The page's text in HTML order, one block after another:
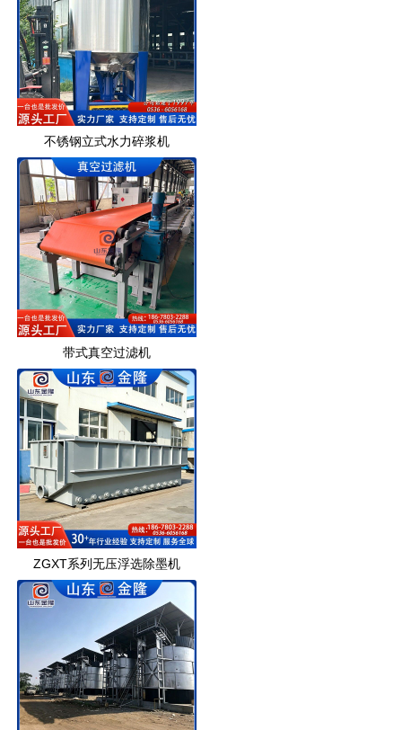
不锈钢立式水力碎浆机
带式真空过滤机
ZGXT系列无压浮选除墨机